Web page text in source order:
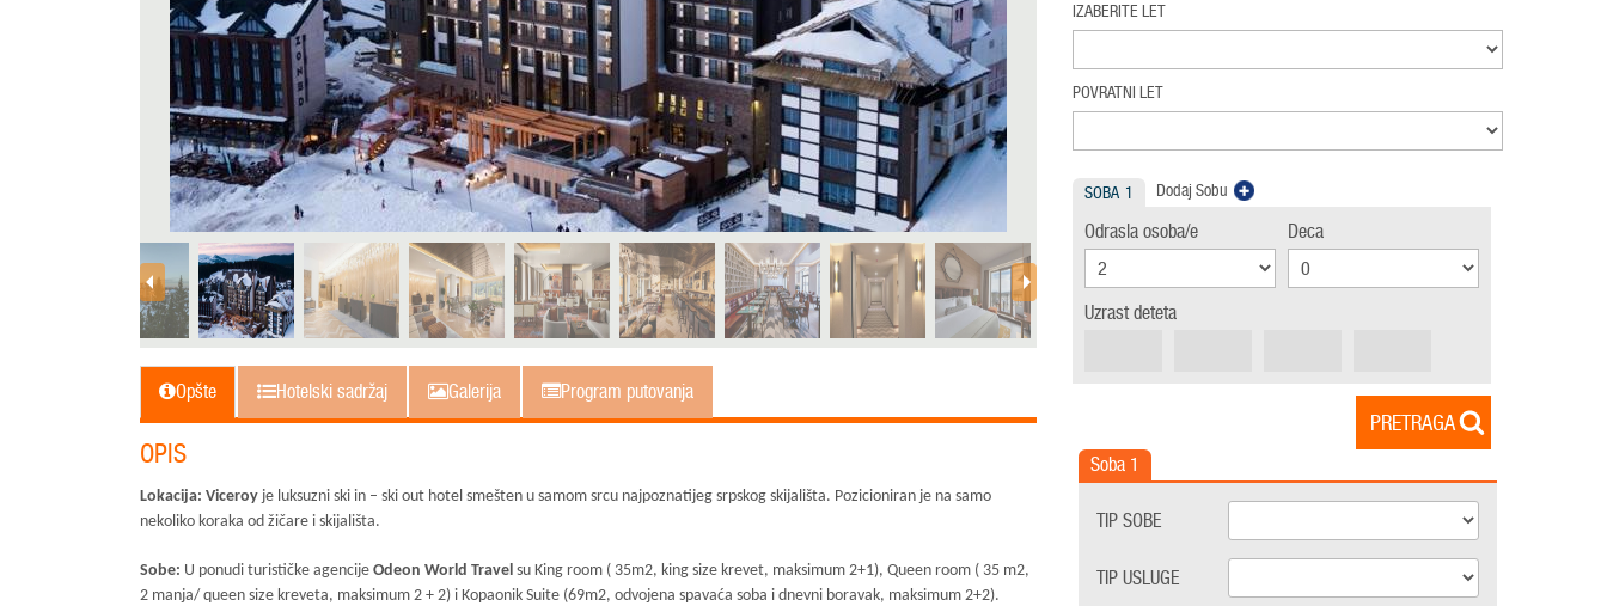
Opšte Hotelski sadržaj Galerija Program putovanja
OPIS
Lokacija: Viceroy je luksuzni ski in – ski out hotel smešten u samom srcu najpoznatijeg srpskog skijališta. Pozicioniran je na samo
nekoliko koraka od žičare i skijališta.
Sobe: U ponudi turističke agencije Odeon World Travel su King room ( 35m2, king size krevet, maksimum 2+1), Queen room ( 35 m2,
2 manja/ queen size kreveta, maksimum 2 + 2) i Kopaonik Suite (69m2, odvojena spavaća soba i dnevni boravak, maksimum 2+2).
IZABERITE LET
POVRATNI LET
SOBA 1 Dodaj Sobu
Odrasla osoba/e Deca
Uzrast deteta
PRETRAGA
Soba 1
TIP SOBE
TIP USLUGE